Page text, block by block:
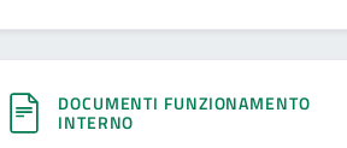
DOCUMENTI FUNZIONAMENTO
INTERNO